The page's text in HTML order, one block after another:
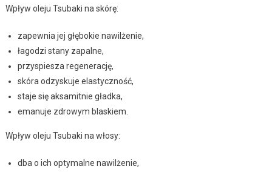
Wpływ oleju Tsubaki na skórę:
zapewnia jej głębokie nawilżenie,
łagodzi stany zapalne,
przyspiesza regenerację,
skóra odzyskuje elastyczność,
staje się aksamitnie gładka,
emanuje zdrowym blaskiem.
Wpływ oleju Tsubaki na włosy:
dba o ich optymalne nawilżenie,